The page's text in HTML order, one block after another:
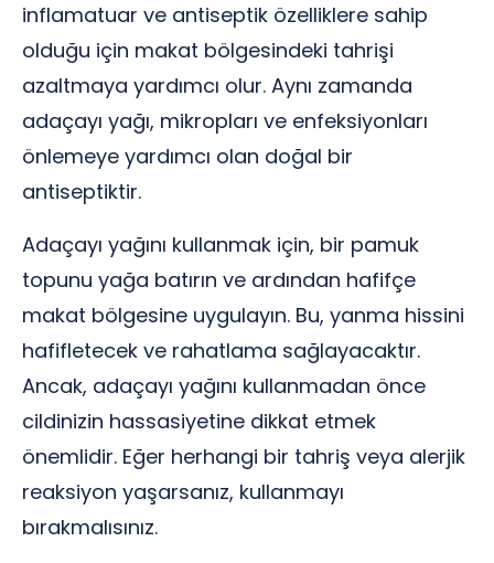
inflamatuar ve antiseptik özelliklere sahip
olduğu için makat bölgesindeki tahrişi
azaltmaya yardımcı olur. Aynı zamanda
adaçayı yağı, mikropları ve enfeksiyonları
önlemeye yardımcı olan doğal bir
antiseptiktir.
Adaçayı yağını kullanmak için, bir pamuk
topunu yağa batırın ve ardından hafifçe
makat bölgesine uygulayın. Bu, yanma hissini
hafifletecek ve rahatlama sağlayacaktır.
Ancak, adaçayı yağını kullanmadan önce
cildinizin hassasiyetine dikkat etmek
önemlidir. Eğer herhangi bir tahriş veya alerjik
reaksiyon yaşarsanız, kullanmayı
bırakmalısınız.